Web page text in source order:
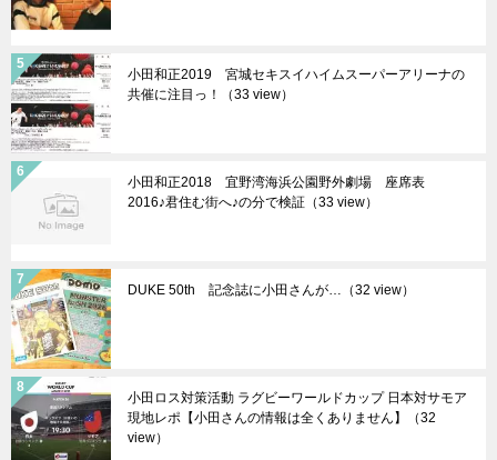
小田和正2019 宮城セキスイハイムスーパーアリーナの
共催に注目っ！（33 view）
小田和正2018 宜野湾海浜公園野外劇場 座席表
2016♪君住む街へ♪の分で検証（33 view）
DUKE 50th 記念誌に小田さんが…（32 view）
小田ロス対策活動 ラグビーワールドカップ 日本対サモア
現地レポ【小田さんの情報は全くありません】（32
view）